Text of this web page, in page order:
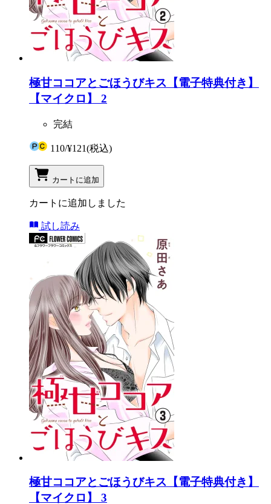
極甘ココアとごほうびキス【電子特典付き】
【マイクロ】 2
完結
110/¥121(税込)
カートに追加
カートに追加しました
試し読み
極甘ココアとごほうびキス【電子特典付き】
【マイクロ】 3